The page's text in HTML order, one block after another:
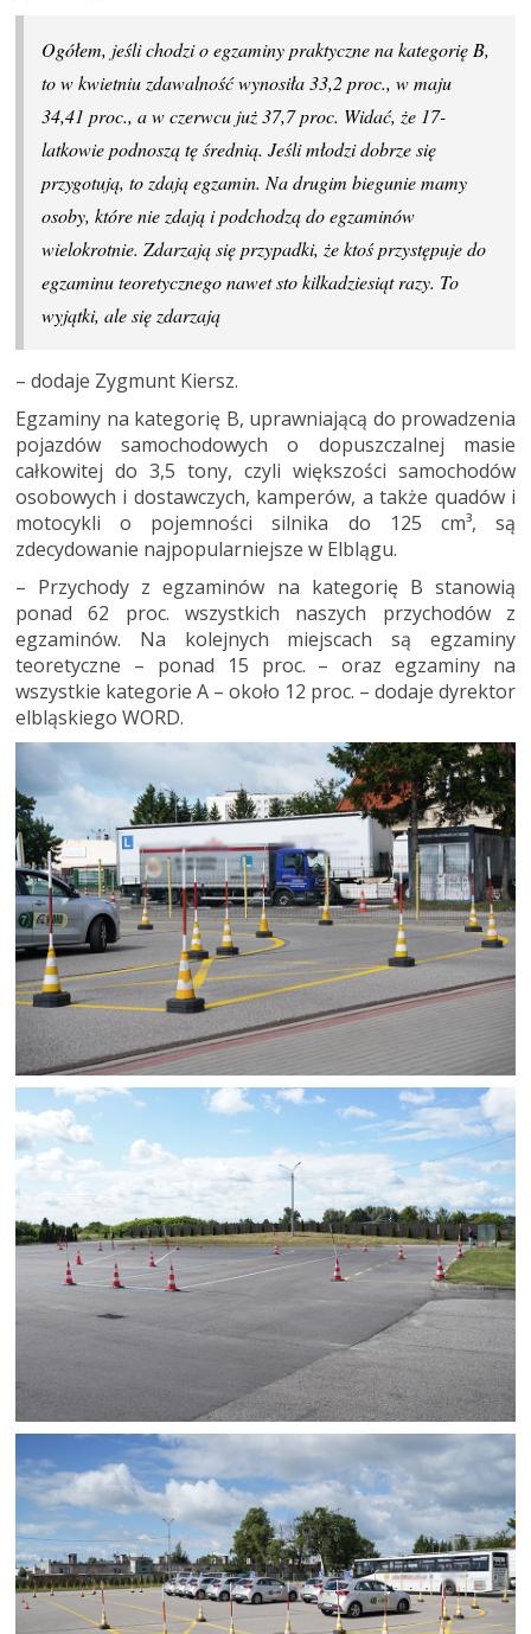
Ogółem, jeśli chodzi o egzaminy praktyczne na kategorię B,
to w kwietniu zdawalność wynosiła 33,2 proc., w maju
34,41 proc., a w czerwcu już 37,7 proc. Widać, że 17-
latkowie podnoszą tę średnią. Jeśli młodzi dobrze się
przygotują, to zdają egzamin. Na drugim biegunie mamy
osoby, które nie zdają i podchodzą do egzaminów
wielokrotnie. Zdarzają się przypadki, że ktoś przystępuje do
egzaminu teoretycznego nawet sto kilkadziesiąt razy. To
wyjątki, ale się zdarzają
– dodaje Zygmunt Kiersz.
Egzaminy na kategorię B, uprawniającą do prowadzenia
pojazdów samochodowych o dopuszczalnej masie
całkowitej do 3,5 tony, czyli większości samochodów
osobowych i dostawczych, kamperów, a także quadów i
motocykli o pojemności silnika do 125 cm³, są
zdecydowanie najpopularniejsze w Elblągu.
– Przychody z egzaminów na kategorię B stanowią
ponad 62 proc. wszystkich naszych przychodów z
egzaminów. Na kolejnych miejscach są egzaminy
teoretyczne – ponad 15 proc. – oraz egzaminy na
wszystkie kategorie A – około 12 proc. – dodaje dyrektor
elbląskiego WORD.